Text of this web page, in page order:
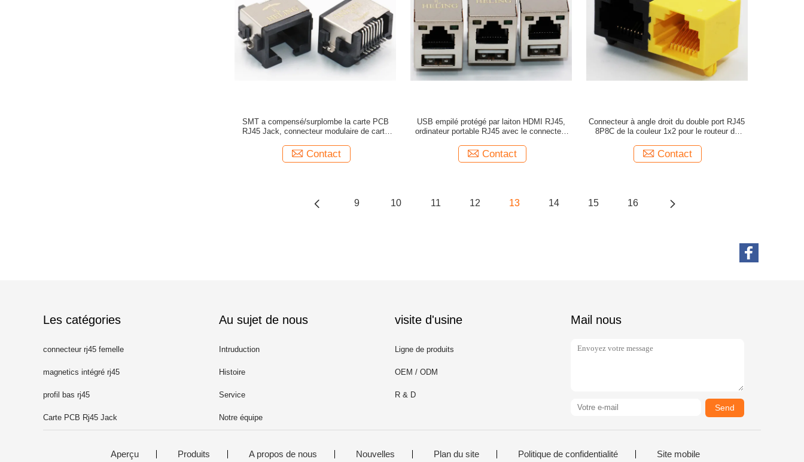
SMT a compensé/surplombe la carte PCB
RJ45 Jack, connecteur modulaire de carte
Contact
USB empilé protégé par laiton HDMI RJ45,
ordinateur portable RJ45 avec le connecteur
Contact
Connecteur à angle droit du double port RJ45
8P8C de la couleur 1x2 pour le routeur de
Contact
9 10 11 12 13 14 15 16
Les catégories
connecteur rj45 femelle
magnetics intégré rj45
profil bas rj45
Carte PCB Rj45 Jack
Au sujet de nous
Intruduction
Histoire
Service
Notre équipe
visite d'usine
Ligne de produits
OEM / ODM
R & D
Mail nous
Send
Aperçu Produits A propos de nous Nouvelles Plan du site Politique de confidentialité Site mobile